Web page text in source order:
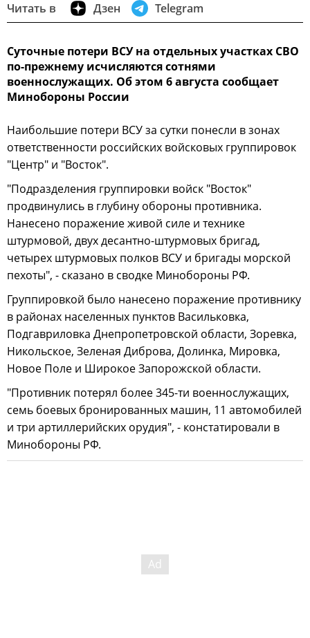
Читать в Дзен Telegram
Суточные потери ВСУ на отдельных участках СВО
по-прежнему исчисляются сотнями
военнослужащих. Об этом 6 августа сообщает
Минобороны России
Наибольшие потери ВСУ за сутки понесли в зонах
ответственности российских войсковых группировок
"Центр" и "Восток".
"Подразделения группировки войск "Восток"
продвинулись в глубину обороны противника.
Нанесено поражение живой силе и технике
штурмовой, двух десантно-штурмовых бригад,
четырех штурмовых полков ВСУ и бригады морской
пехоты", - сказано в сводке Минобороны РФ.
Группировкой было нанесено поражение противнику
в районах населенных пунктов Васильковка,
Подгавриловка Днепропетровской области, Зоревка,
Никольское, Зеленая Диброва, Долинка, Мировка,
Новое Поле и Широкое Запорожской области.
"Противник потерял более 345-ти военнослужащих,
семь боевых бронированных машин, 11 автомобилей
и три артиллерийских орудия", - констатировали в
Минобороны РФ.